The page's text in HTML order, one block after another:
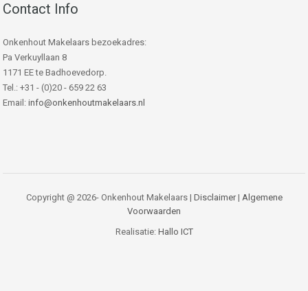
Contact Info
Onkenhout Makelaars bezoekadres:
Pa Verkuyllaan 8
1171 EE te Badhoevedorp.
Tel.: +31 - (0)20 - 659 22 63
Email: info@onkenhoutmakelaars.nl
Copyright @ 2026- Onkenhout Makelaars | Disclaimer| Algemene
Voorwaarden
Realisatie: Hallo ICT